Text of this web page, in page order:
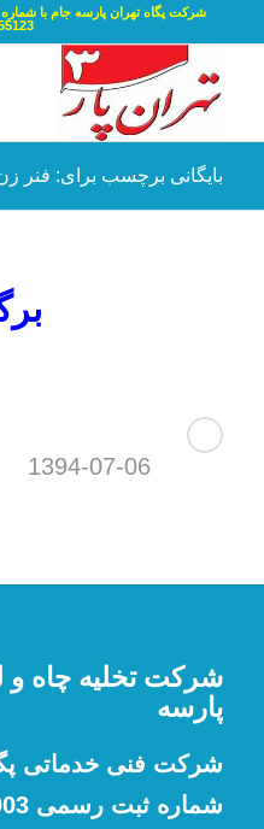
بایگانی برچسب برای: فنر
1394-07-06
شرکت تخلیه چاه و
پارسه
شرکت فنی خدماتی
شماره ثبت رسمی 524903